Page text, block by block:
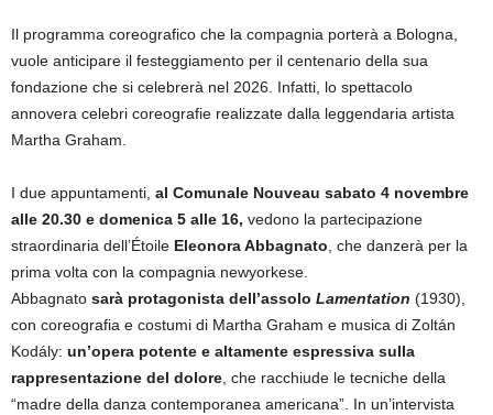
Il programma coreografico che la compagnia porterà a Bologna,
vuole anticipare il festeggiamento per il centenario della sua
fondazione che si celebrerà nel 2026. Infatti, lo spettacolo
annovera celebri coreografie realizzate dalla leggendaria artista
Martha Graham.
I due appuntamenti, al Comunale Nouveau sabato 4 novembre
alle 20.30 e domenica 5 alle 16, vedono la partecipazione
straordinaria dell’Étoile Eleonora Abbagnato, che danzerà per la
prima volta con la compagnia newyorkese.
Abbagnato sarà protagonista dell’assolo Lamentation (1930),
con coreografia e costumi di Martha Graham e musica di Zoltán
Kodály: un’opera potente e altamente espressiva sulla
rappresentazione del dolore, che racchiude le tecniche della
“madre della danza contemporanea americana”. In un’intervista